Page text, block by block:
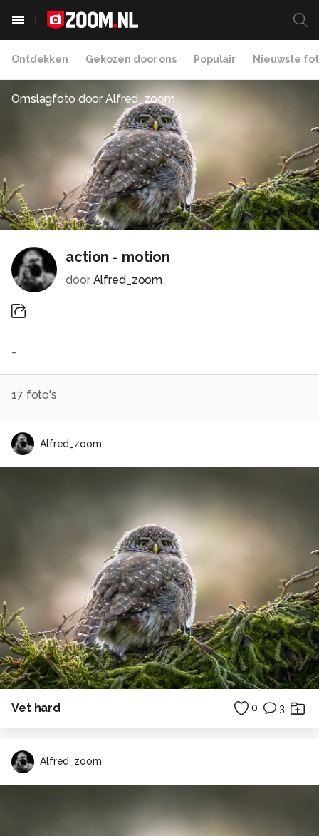
Ontdekken Gekozen door ons Populair Nieuwste
Omslagfoto doorAlfred_zoom
action - motion
door Alfred_zoom
-
17 foto's
Alfred_zoom
Vet hard 0 3
Alfred_zoom